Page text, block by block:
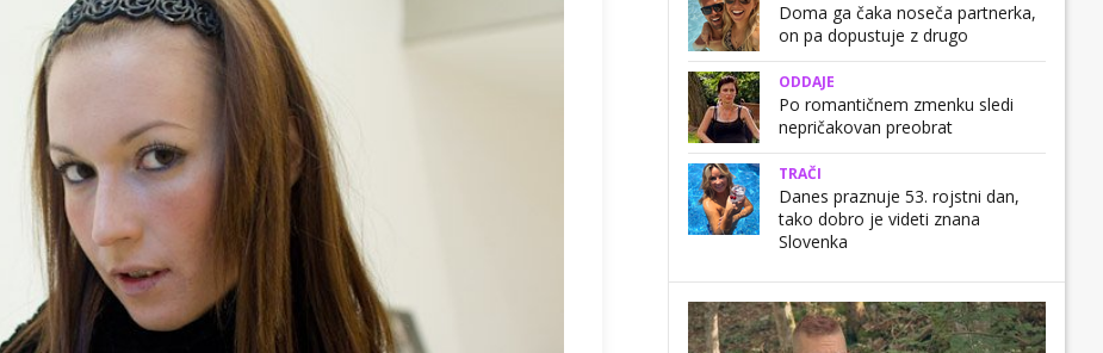
Doma ga čaka noseča partnerka,
on pa dopustuje z drugo
ODDAJE
Po romantičnem zmenku sledi
nepričakovan preobrat
TRAČI
Danes praznuje 53. rojstni dan,
tako dobro je videti znana
Slovenka